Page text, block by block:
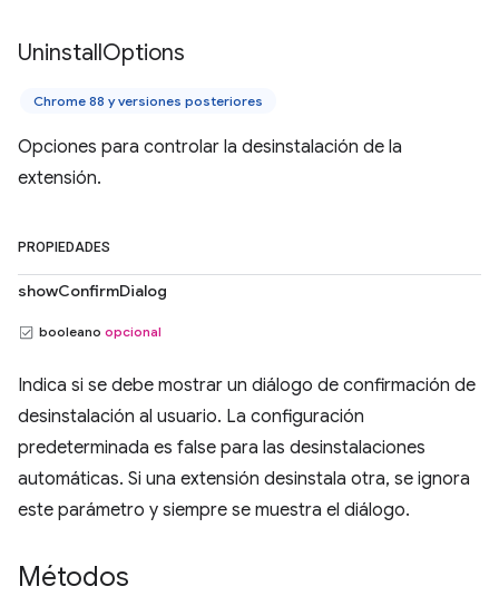
UninstallOptions
Chrome 88 y versiones posteriores
Opciones para controlar la desinstalación de la
extensión.
PROPIEDADES
showConfirmDialog
booleano opcional
Indica si se debe mostrar un diálogo de confirmación de
desinstalación al usuario. La configuración
predeterminada es false para las desinstalaciones
automáticas. Si una extensión desinstala otra, se ignora
este parámetro y siempre se muestra el diálogo.
Métodos